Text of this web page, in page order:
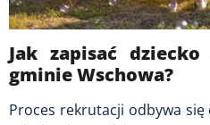
Jak zapisać
gminie Wschowa?
Proces rekrutacji odbywa